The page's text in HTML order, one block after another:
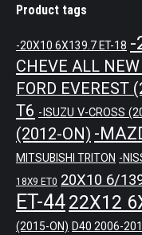
Product tags
-20X10 6X139.7 ET-18 -
CHEVE ALL
FORD EVEREST
T6 -ISUZU V-CROSS
(2012-ON) -
MITSUBISHI TRITON -
18X9 ET0 20X10 6/
ET-4422X12
(2015-ON) D40 2006-